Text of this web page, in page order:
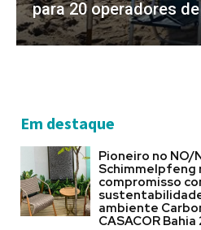
para 20 operadores
Em destaque
Pioneiro no NO/
Schimmelpfeng
compromisso
ambiente
CASACOR